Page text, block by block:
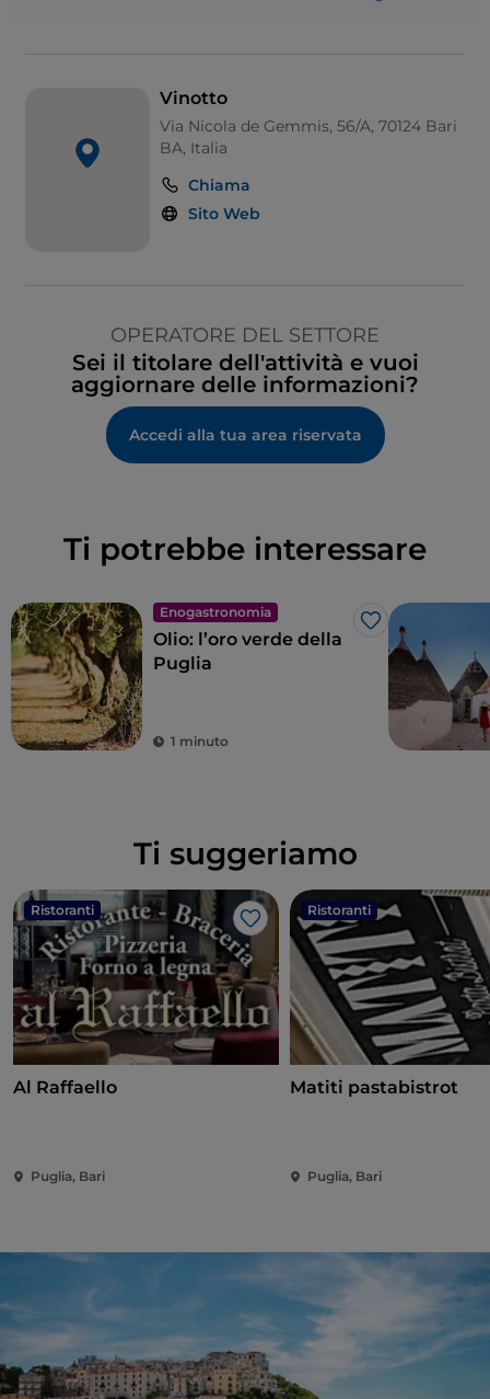
Vinotto
Via Nicola de Gemmis, 56/A, 70124 Bari
BA, Italia
Chiama
Sito Web
OPERATORE DEL SETTORE
Sei il titolare dell'attività e vuoi
aggiornare delle informazioni?
Accedi alla tua area riservata
Ti potrebbe interessare
Enogastronomia
Like
Olio: l’oro verde della
Puglia
1 minuto
Ti suggeriamo
Ristoranti
Like
Al Raffaello
Puglia, Bari
Ristoranti
Matiti pastabistrot
Puglia, Bari